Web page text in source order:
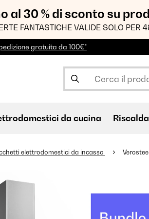
al 30 % di sconto su
FANTASTICHE VALIDE SOLO PER
gratuita da 100€*
da cucina
elettrodomestici da incasso